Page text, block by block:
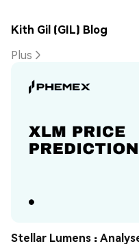
Kith Gil (GIL) Blog
Plus
Stellar Lumens :